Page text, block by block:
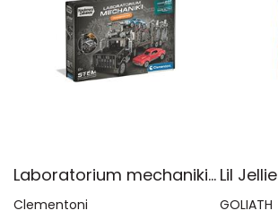
Laboratorium mechaniki Transporter 50290
Clementoni GOLIATH